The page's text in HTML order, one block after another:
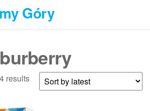
Góry
results